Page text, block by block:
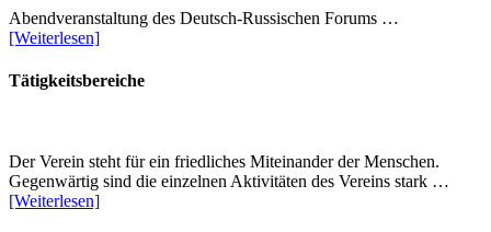
Abendveranstaltung des Deutsch-Russischen Forums …
[Weiterlesen]
Tätigkeitsbereiche
Der Verein steht für ein friedliches Miteinander der Menschen.
Gegenwärtig sind die einzelnen Aktivitäten des Vereins stark …
[Weiterlesen]